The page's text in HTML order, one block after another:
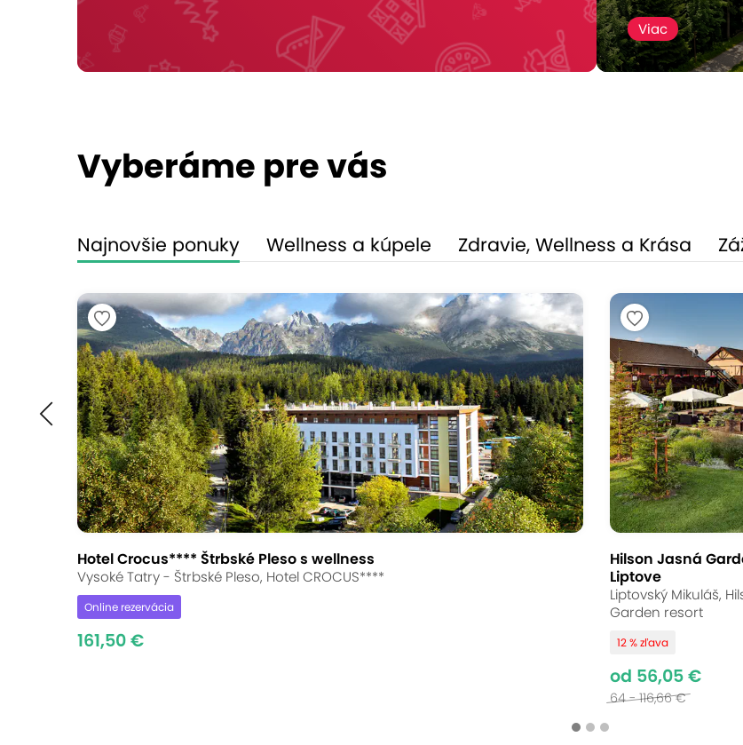
Viac
Vyberáme pre vás
Najnovšie ponuky Wellness a kúpele Zdravie, Wellness a Krása
Hotel Crocus**** Štrbské Pleso s wellness
Vysoké Tatry - Štrbské Pleso, Hotel CROCUS****
Online rezervácia
161,50 €
Hilson Jasná
Liptove
Liptovský Mikuláš,
Garden resort
12 % zľava
od 56,05 €
64 - 116,66 €